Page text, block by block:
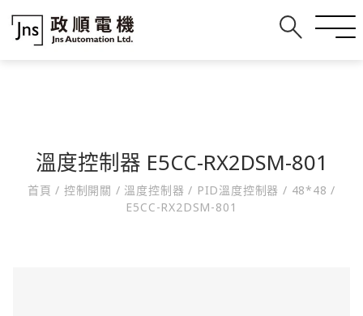
溫度控制器 E5CC-RX2DSM-801
首頁/ 控制開關 / 溫度控制器/ PID溫度控制器/ 48*48/
E5CC-RX2DSM-801